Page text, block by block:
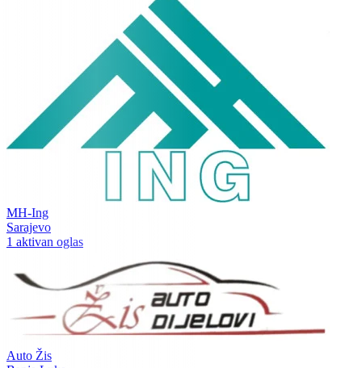
MH-Ing
Sarajevo
1 aktivan oglas
Auto Žis